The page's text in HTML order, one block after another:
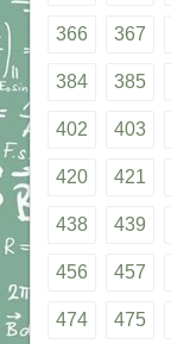
366 367
384 385
402 403
420 421
438 439
456 457
474 475